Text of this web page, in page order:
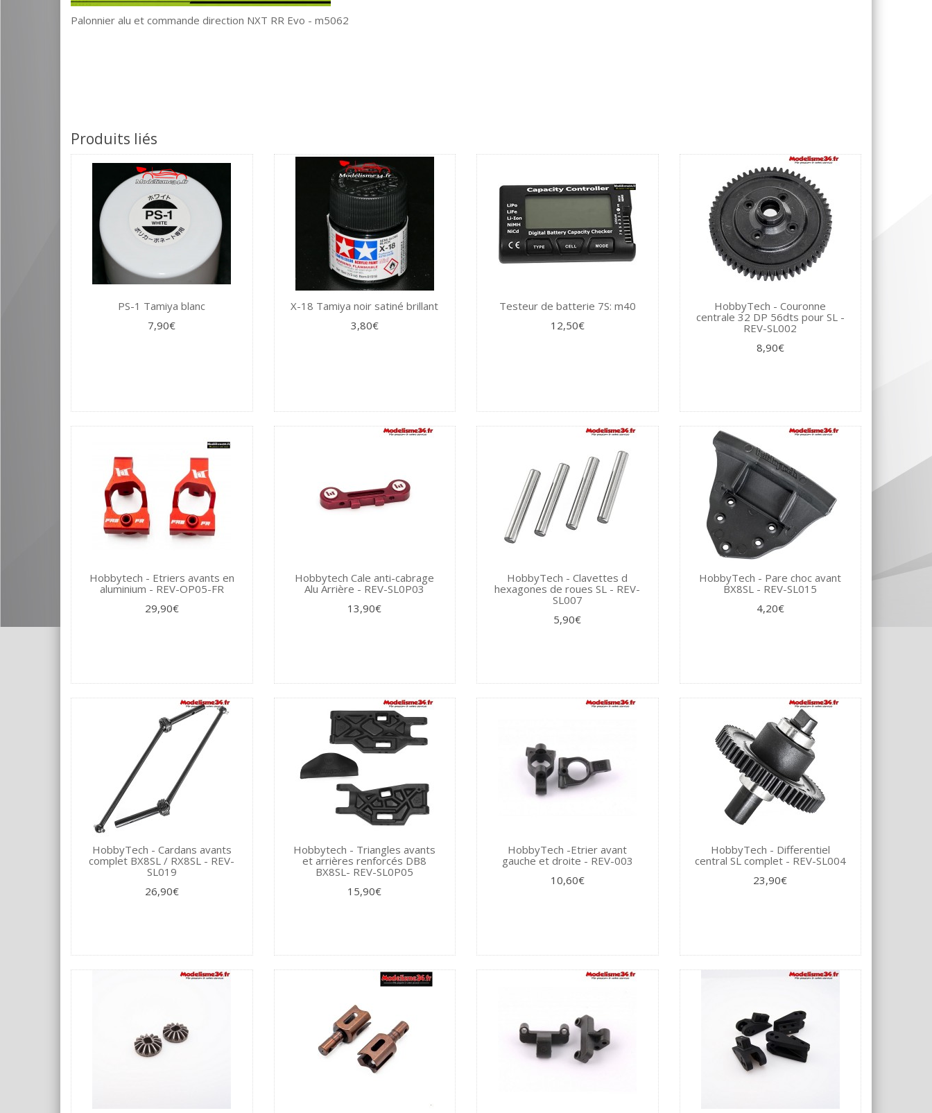
Palonnier alu et commande direction NXT RR Evo - m5062
Produits liés
PS-1 Tamiya blanc
7,90€
X-18 Tamiya noir satiné brillant
3,80€
Testeur de batterie 7S: m40
12,50€
HobbyTech - Couronne
centrale 32 DP 56dts pour SL -
REV-SL002
8,90€
Hobbytech - Etriers avants en
aluminium - REV-OP05-FR
29,90€
Hobbytech Cale anti-cabrage
Alu Arrière - REV-SL0P03
13,90€
HobbyTech - Clavettes d
hexagones de roues SL - REV-
SL007
5,90€
HobbyTech - Pare choc avant
BX8SL - REV-SL015
4,20€
HobbyTech - Cardans avants
complet BX8SL / RX8SL - REV-
SL019
26,90€
Hobbytech - Triangles avants
et arrières renforcés DB8
BX8SL- REV-SL0P05
15,90€
HobbyTech -Etrier avant
gauche et droite - REV-003
10,60€
HobbyTech - Differentiel
central SL complet - REV-SL004
23,90€